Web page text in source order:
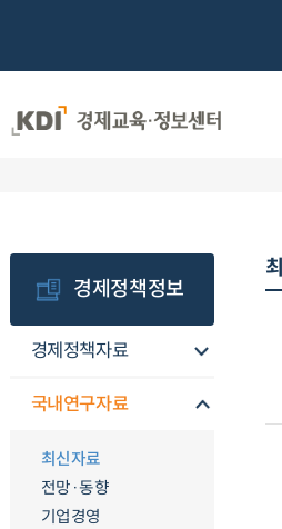
경제정책정보
경제정책자료
국내연구자료
최신자료
전망·동향
기업경영